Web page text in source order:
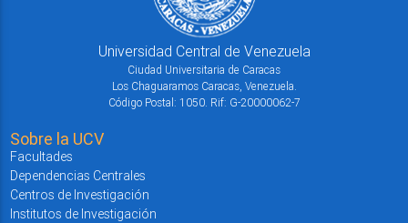
Universidad Central de Venezuela
Ciudad Universitaria de Caracas
Los Chaguaramos Caracas, Venezuela.
Código Postal: 1050. Rif: G-20000062-7
Sobre la UCV
Facultades
Dependencias Centrales
Centros de Investigación
Institutos de Investigación